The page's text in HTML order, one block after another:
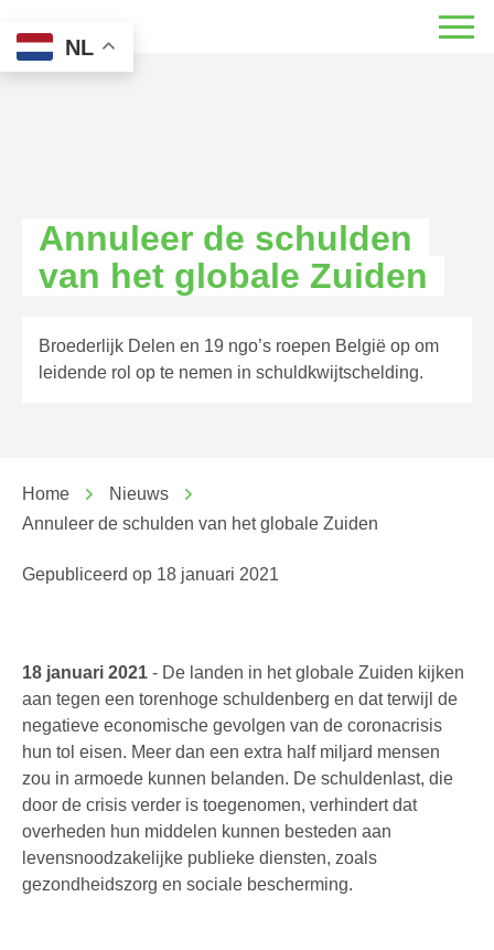
Annuleer de schulden
van het globale Zuiden
Broederlijk Delen en 19 ngo’s roepen België op om
leidende rol op te nemen in schuldkwijtschelding.
Home
Nieuws
Annuleer de schulden van het globale Zuiden
Gepubliceerd op 18 januari 2021
18 januari 2021 - De landen in het globale Zuiden kijken
aan tegen een torenhoge schuldenberg en dat terwijl de
negatieve economische gevolgen van de coronacrisis
hun tol eisen. Meer dan een extra half miljard mensen
zou in armoede kunnen belanden. De schuldenlast, die
door de crisis verder is toegenomen, verhindert dat
overheden hun middelen kunnen besteden aan
levensnoodzakelijke publieke diensten, zoals
gezondheidszorg en sociale bescherming.
NL